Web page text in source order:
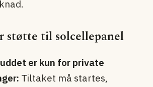
til solcellepanel
er kun for private
Tiltaket må startes,